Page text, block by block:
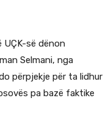
UÇK-së dënon
Selmani, nga
përpjekje për ta lidhur
pa bazë faktike